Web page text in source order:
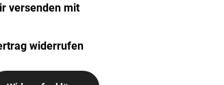
versenden mit
widerrufen